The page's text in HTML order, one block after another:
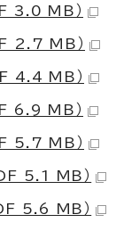
3.0 MB）
2.7 MB）
4.4 MB）
6.9 MB）
5.7 MB）
5.1 MB）
5.6 MB）